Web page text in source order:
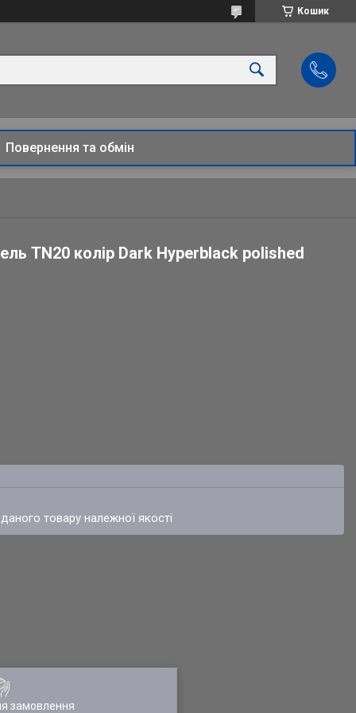
Кошик
Повернення та обмін
TN20 колір Dark Hyperblack polished
товару належної якості
замовлення